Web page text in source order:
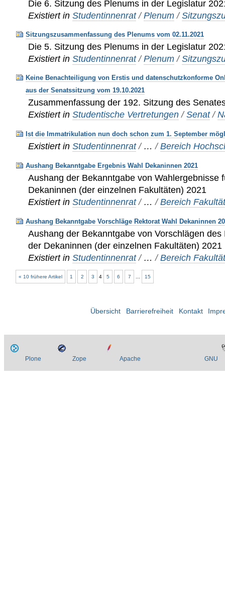
Die 6. Sitzung des Plenums in der Legislatur
Existiert in Studentinnenrat /Plenum /
Sitzungszusammenfassung des Plenums vom 02.11.2021
Die 5. Sitzung des Plenums in der Legislatur
Existiert in Studentinnenrat /Plenum /
Keine Benachteiligung von Erstis und datenschutzkonforme
aus der Senatssitzung vom 19.10.2021
Zusammenfassung der 192. Sitzung des
Existiert in Studentische Vertretungen /Senat /
Ist die Immatrikulation nun doch schon zum 1. September
Existiert in Studentinnenrat / …/Bereich
Aushang Bekanntgabe Ergebnis Wahl Dekaninnen 2021
Aushang der Bekanntgabe von Wahlergebnisse
Dekaninnen (der einzelnen Fakultäten) 2021
Existiert in Studentinnenrat / …/Bereich
Aushang Bekanntgabe Vorschläge Rektorat Wahl Dekaninnen
Aushang der Bekanntgabe von Vorschlägen
der Dekaninnen (der einzelnen Fakultäten) 2021
Existiert in Studentinnenrat / …/Bereich
« 10 frühere Artikel 1 2 3 4 5 6 7 15
Übersicht Barrierefreiheit Kontakt
Plone Zope Apache GNU